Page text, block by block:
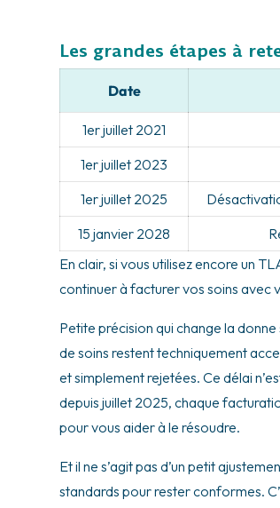
Les grandes étapes à
Date
1er juillet 2021
1er juillet 2023
1er juillet 2025
15 janvier 2028
En clair, si vous utilisez encore un
continuer à facturer vos soins avec
Petite précision qui change la donne
de soins restent techniquement
et simplement rejetées. Ce délai
depuis juillet 2025, chaque
pour vous aider à le résoudre.
Et il ne s’agit pas d’un petit
standards pour rester conformes.